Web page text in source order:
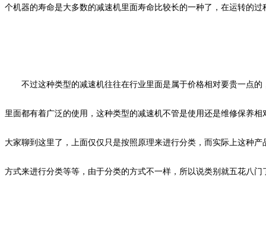
个机器的寿命是大多数的减速机里面寿命比较长的一种了，在运转的过
不过这种类型的减速机往往在行业里面是属于价格相对要贵一点
里面都有着广泛的使用，这种类型的减速机不管是使用还是维修保养
大家聊到这里了，上面仅仅只是按照原理来进行分类，而实际上这种
方式来进行分类等等，由于分类的方式不一样，所以说类别就五花八